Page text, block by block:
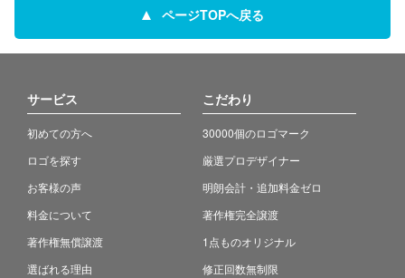
ページTOPへ戻る
サービス
初めての方へ
ロゴを探す
お客様の声
料金について
著作権無償譲渡
選ばれる理由
こだわり
30000個のロゴマーク
厳選プロデザイナー
明朗会計・追加料金ゼロ
著作権完全譲渡
1点ものオリジナル
修正回数無制限